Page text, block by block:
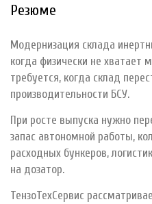
Резюме
Модернизация склада
когда физически не хватает
требуется, когда склад
производительности БСУ.
При росте выпуска нужно
запас автономной работы,
расходных бункеров,
на дозатор.
ТензоТехСервис